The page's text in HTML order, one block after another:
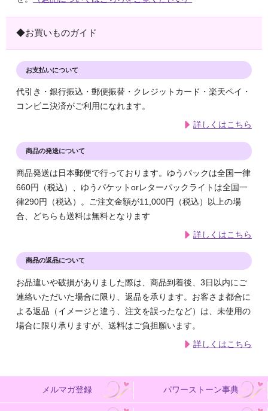
◆お買いものガイド
お支払いについて
代引き・銀行振込・郵便振替・クレジットカード・楽天ペイ・
コンビニ決済がご利用になれます。
詳しくはこちら
商品の発送について
商品発送は日本郵便で行っております。ゆうパックは全国一律
660円（税込）、ゆうパケットorレターパックライトは全国一
律290円（税込）。ご注文金額が11,000円（税込）以上の場
合、どちらも送料は無料となります
詳しくはこちら
商品の返品について
お品違いや破損がありました際は、商品到着後、3日以内にご
連絡いただいた場合に限り、返品を承ります。お客さま都合に
よる返品（イメージと違う、注文を誤ったなど）は、未使用の
場合に限り承りますが、送料はご負担願います。
詳しくはこちら
メルマガ登録 パワーストーン事典